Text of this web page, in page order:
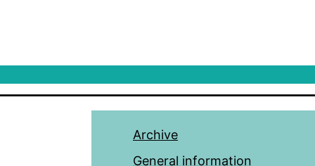
Archive
General information